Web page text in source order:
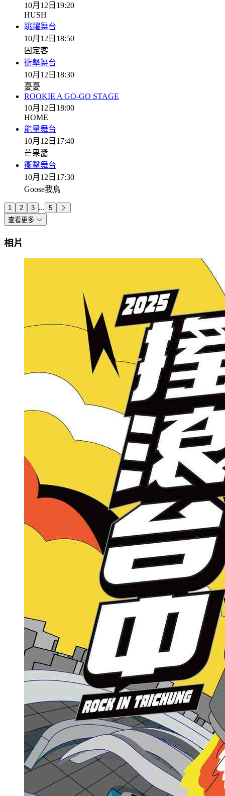
10月12日 19:20
HUSH
跳躍舞台
10月12日 18:50
固定客
衝擊舞台
10月12日 18:30
憂憂
ROOKIE A GO-GO STAGE
10月12日 18:00
HOME
能量舞台
10月12日 17:40
芒果醬
衝擊舞台
10月12日 17:30
Goose我鳥
1 2 3 ... 5
查看更多
相片